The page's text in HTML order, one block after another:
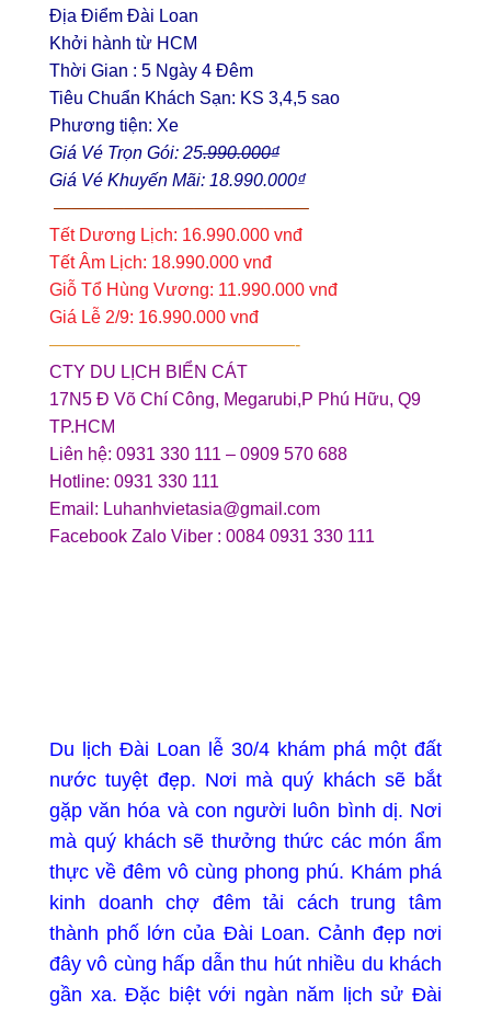
Địa Điểm Đài Loan
Khởi hành từ HCM
Thời Gian : 5 Ngày 4 Đêm
Tiêu Chuẩn Khách Sạn: KS 3,4,5 sao
Phương tiện: Xe
Giá Vé Trọn Gói: 25.990.000₫
Giá Vé Khuyến Mãi: 18.990.000₫
——————————————–
Tết Dương Lịch: 16.990.000 vnđ
Tết Âm Lịch: 18.990.000 vnđ
Giỗ Tổ Hùng Vương: 11.990.000 vnđ
Giá Lễ 2/9: 16.990.000 vnđ
——————————————-
CTY DU LỊCH BIỂN CÁT
17N5 Đ Võ Chí Công, Megarubi,P Phú Hữu, Q9
TP.HCM
Liên hệ: 0931 330 111 – 0909 570 688
Hotline: 0931 330 111
Email: Luhanhvietasia@gmail.com
Facebook Zalo Viber : 0084 0931 330 111
Du lịch Đài Loan lễ 30/4 khám phá một đất
nước tuyệt đẹp. Nơi mà quý khách sẽ bắt
gặp văn hóa và con người luôn bình dị. Nơi
mà quý khách sẽ thưởng thức các món ẩm
thực về đêm vô cùng phong phú. Khám phá
kinh doanh chợ đêm tải cách trung tâm
thành phố lớn của Đài Loan. Cảnh đẹp nơi
đây vô cùng hấp dẫn thu hút nhiều du khách
gần xa. Đặc biệt với ngàn năm lịch sử Đài